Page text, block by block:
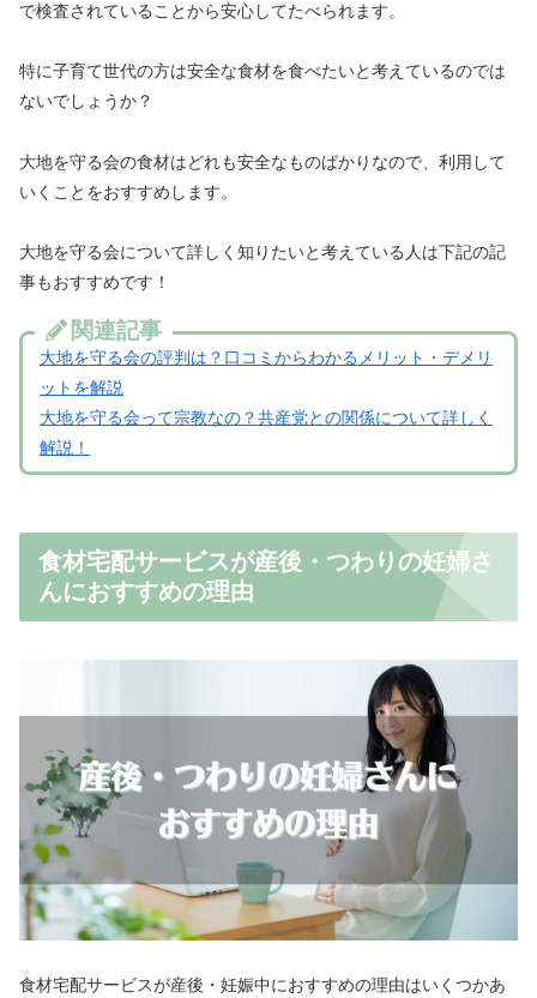
で検査されていることから安心してたべられます。
特に子育て世代の方は安全な食材を食べたいと考えているのでは
ないでしょうか？
大地を守る会の食材はどれも安全なものばかりなので、利用して
いくことをおすすめします。
大地を守る会について詳しく知りたいと考えている人は下記の記
事もおすすめです！
関連記事
大地を守る会の評判は？口コミからわかるメリット・デメリ
ットを解説
大地を守る会って宗教なの？共産党との関係について詳しく
解説！
食材宅配サービスが産後・つわりの妊婦さ
んにおすすめの理由
食材宅配サービスが産後・妊娠中におすすめの理由はいくつかあ